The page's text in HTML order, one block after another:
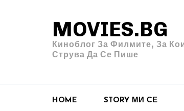
MOVIES.BG
Киноблог За Филмите, За
Струва Да Се Пише
HOME STORY МИ СЕ